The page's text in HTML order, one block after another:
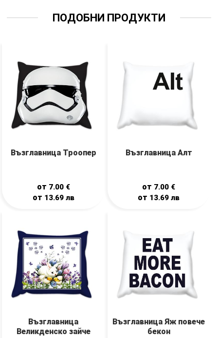
ПОДОБНИ ПРОДУКТИ
Възглавница Троопер
от 7.00 €
от 13.69 лв
Възглавница Алт
от 7.00 €
от 13.69лв
Възглавница
Великденско зайче
Възглавница Яж повече
бекон